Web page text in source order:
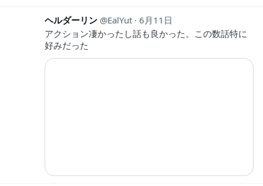
ヘルダーリン EalYut 6月11日
アクション凄かったし話も良かった。この数話特に
好みだった